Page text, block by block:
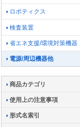
ロボティクス
検査装置
省エネ支援/環境対策機器
電源/周辺機器他
商品カテゴリ
使用上の注意事項
形式名索引